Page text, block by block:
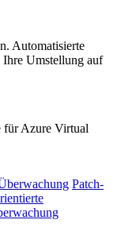
Automatisierte
Ihre Umstellung auf
für Azure Virtual
Patch-